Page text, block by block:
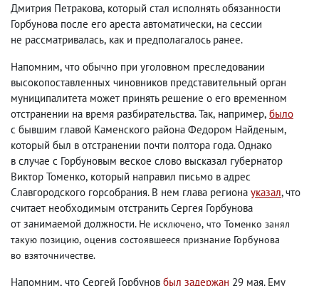
Дмитрия Петракова, который стал исполнять обязанности
Горбунова после его ареста автоматически, на сессии
не рассматривалась, как и предполагалось ранее.
Напомним, что обычно при уголовном преследовании
высокопоставленных чиновников представительный орган
муниципалитета может принять решение о его временном
отстранении на время разбирательства. Так, например, было
с бывшим главой Каменского района Федором Найденым,
который был в отстранении почти полтора года. Однако
в случае с Горбуновым веское слово высказал губернатор
Виктор Томенко, который направил письмо в адрес
Славгородского горсобрания. В нем глава региона указал, что
считает необходимым отстранить Сергея Горбунова
от занимаемой должности. Не исключено, что Томенко занял
такую позицию, оценив состоявшееся признание Горбунова
во взяточничестве.
Напомним, что Сергей Горбунов был задержан 29 мая. Ему